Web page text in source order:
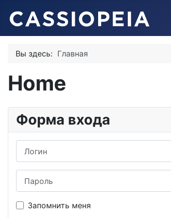
Вы здесь: Главная
Home
Форма входа
Запомнить меня